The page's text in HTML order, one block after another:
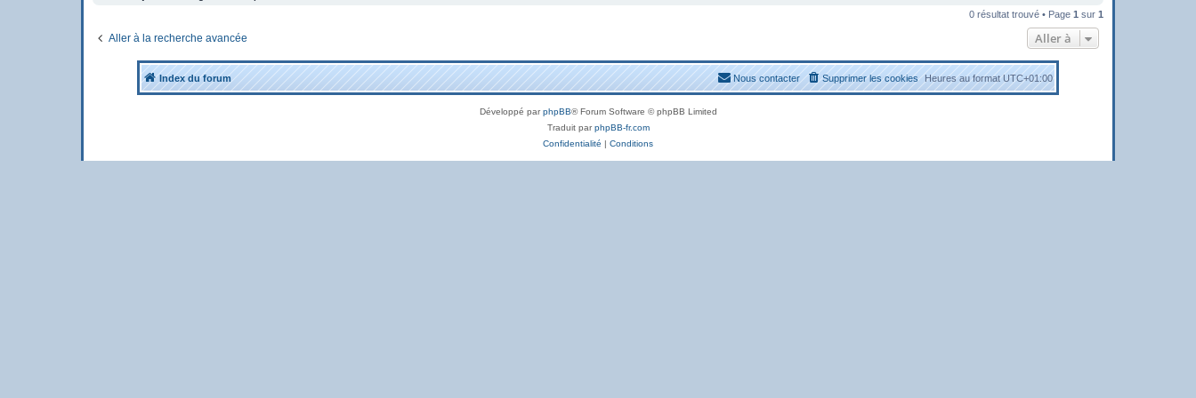
0 résultat trouvé • Page 1 sur 1
Aller à la recherche avancée Aller à
Index du forum Heures au formatUTC+01:00
Supprimer les cookies
Nous contacter
Développé parphpBB® Forum Software © phpBB Limited
Traduit parphpBB-fr.com
Confidentialité | Conditions